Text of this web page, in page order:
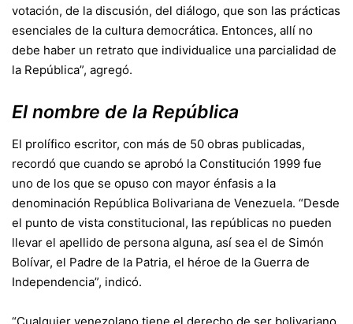
votación, de la discusión, del diálogo, que son las prácticas
esenciales de la cultura democrática. Entonces, allí no
debe haber un retrato que individualice una parcialidad de
la República”, agregó.
El nombre de la República
El prolífico escritor, con más de 50 obras publicadas,
recordó que cuando se aprobó la Constitución 1999 fue
uno de los que se opuso con mayor énfasis a la
denominación República Bolivariana de Venezuela. “Desde
el punto de vista constitucional, las repúblicas no pueden
llevar el apellido de persona alguna, así sea el de Simón
Bolívar, el Padre de la Patria, el héroe de la Guerra de
Independencia”, indicó.
“Cualquier venezolano tiene el derecho de ser bolivariano